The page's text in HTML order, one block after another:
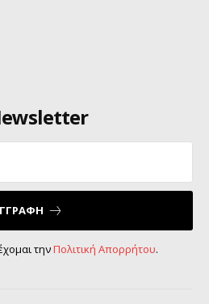
τηνΠολιτική Απορρήτου.